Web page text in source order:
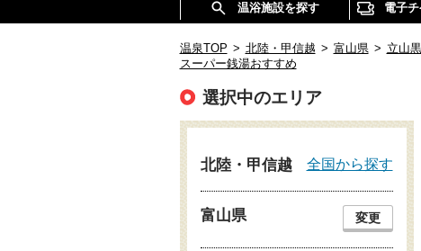
温浴施設を探す 電子
温泉TOP > 北陸・甲信越 > 富山県 > 立山
スーパー銭湯おすすめ
選択中のエリア
北陸・甲信越 全国から探す
富山県 変更